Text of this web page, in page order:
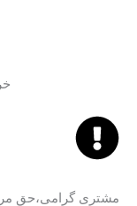
مشتری گرامی،حق